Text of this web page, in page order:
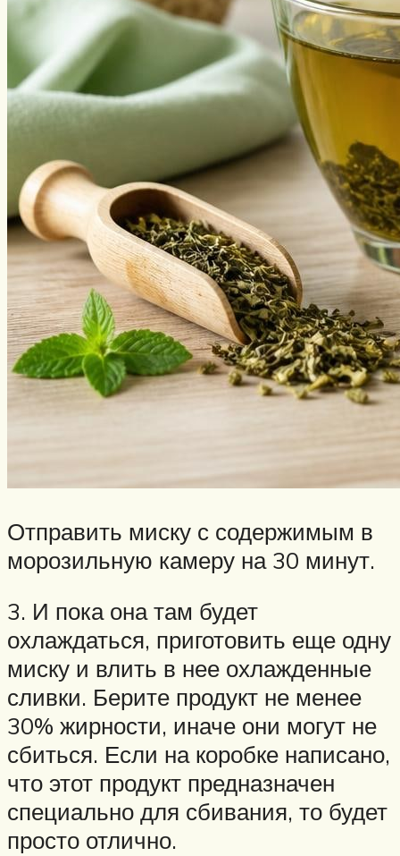
Отправить миску с содержимым в
морозильную камеру на 30 минут.
3. И пока она там будет
охлаждаться, приготовить еще одну
миску и влить в нее охлажденные
сливки. Берите продукт не менее
30% жирности, иначе они могут не
сбиться. Если на коробке написано,
что этот продукт предназначен
специально для сбивания, то будет
просто отлично.